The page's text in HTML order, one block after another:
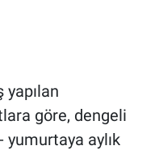
yapılan
göre, dengeli
yumurtaya aylık